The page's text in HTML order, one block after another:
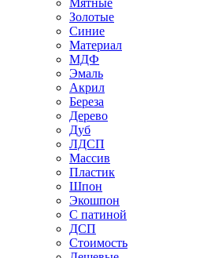
Мятные
Золотые
Синие
Материал
МДФ
Эмаль
Акрил
Береза
Дерево
Дуб
ЛДСП
Массив
Пластик
Шпон
Экошпон
С патиной
ДСП
Стоимость